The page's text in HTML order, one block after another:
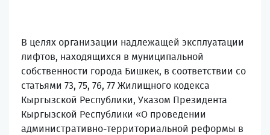
В целях организации надлежащей эксплуатации
лифтов, находящихся в муниципальной
собственности города Бишкек, в соответствии со
статьями 73, 75, 76, 77 Жилищного кодекса
Кыргызской Республики, Указом Президента
Кыргызской Республики «О проведении
административно-территориальной реформы в